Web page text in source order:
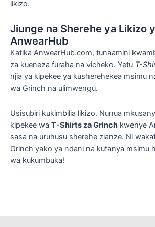
likizo.
Jiunge na Sherehe ya Likizo
AnwearHub
Katika AnwearHub.com, tunaamini
za kueneza furaha na vicheko. Yetu T-
njia ya kipekee ya kusherehekea msimu
wa Grinch na ulimwengu.
Usisubiri kukimbilia likizo. Nunua
kipekee wa T-Shirts za Grinch kwenye
sasa na uruhusu sherehe zianze. Ni
Grinch yako ya ndani na kufanya msimu
wa kukumbuka!